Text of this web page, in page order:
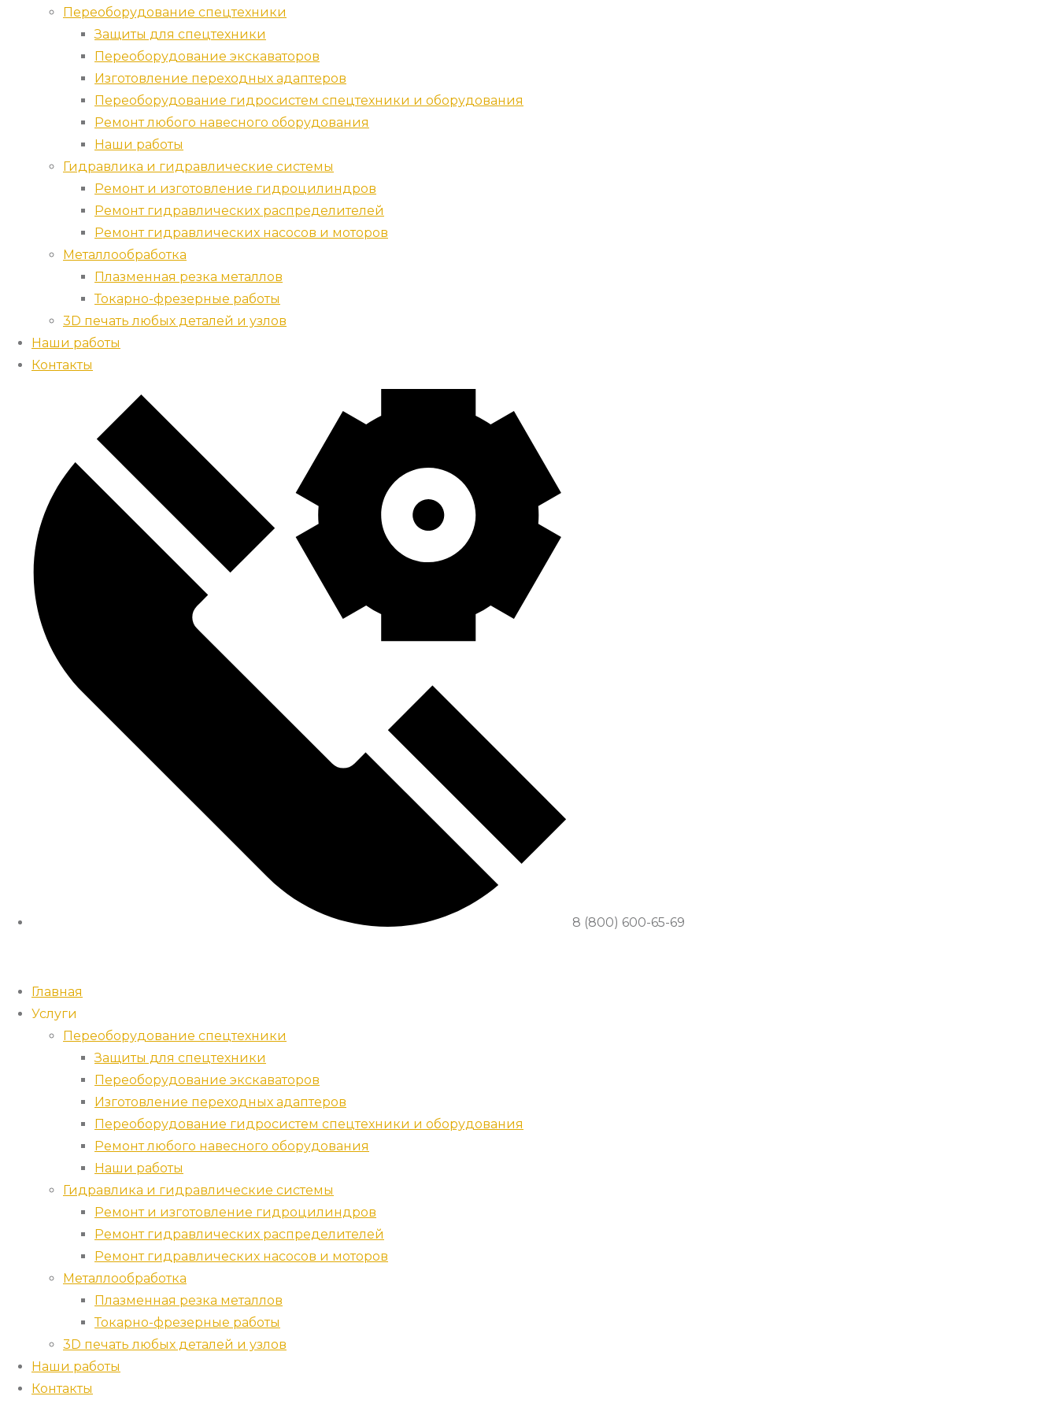
Переоборудование спецтехники
Защиты для спецтехники
Переоборудование экскаваторов
Изготовление переходных адаптеров
Переоборудование гидросистем спецтехники и оборудования
Ремонт любого навесного оборудования
Наши работы
Гидравлика и гидравлические системы
Ремонт и изготовление гидроцилиндров
Ремонт гидравлических распределителей
Ремонт гидравлических насосов и моторов
Металлообработка
Плазменная резка металлов
Токарно-фрезерные работы
3D печать любых деталей и узлов
Наши работы
Контакты
8 (800) 600-65-69
Главная
Услуги
Переоборудование спецтехники
Защиты для спецтехники
Переоборудование экскаваторов
Изготовление переходных адаптеров
Переоборудование гидросистем спецтехники и оборудования
Ремонт любого навесного оборудования
Наши работы
Гидравлика и гидравлические системы
Ремонт и изготовление гидроцилиндров
Ремонт гидравлических распределителей
Ремонт гидравлических насосов и моторов
Металлообработка
Плазменная резка металлов
Токарно-фрезерные работы
3D печать любых деталей и узлов
Наши работы
Контакты